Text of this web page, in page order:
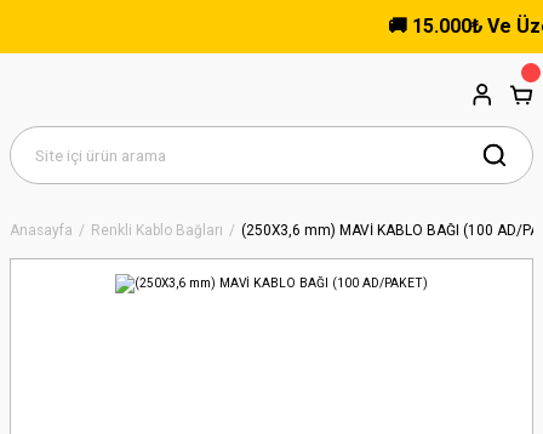
🚚 15.000₺ Ve
Anasayfa Renkli Kablo Bağları (250X3,6 mm) MAVİ KABLO BAĞI (100 AD/